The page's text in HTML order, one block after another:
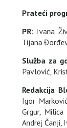
Prateći
PR: Ivana
Tijana
Služba za
Pavlović,
Redakcija
Igor
Grgur,
Andrej Čanji,